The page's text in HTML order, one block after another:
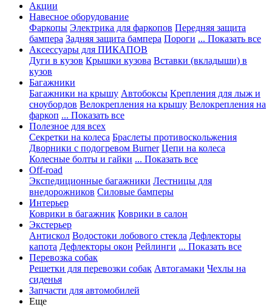
Акции
Навесное оборудование
Фаркопы Электрика для фаркопов Передняя защита
бампера Задняя защита бампера Пороги ... Показать все
Аксессуары для ПИКАПОВ
Дуги в кузов Крышки кузова Вставки (вкладыши) в
кузов
Багажники
Багажники на крышу Автобоксы Крепления для лыж и
сноубордов Велокрепления на крышу Велокрепления на
фаркоп ... Показать все
Полезное для всех
Секретки на колеса Браслеты противоскольжения
Дворники с подогревом Burner Цепи на колеса
Колесные болты и гайки ... Показать все
Off-road
Экспедиционные багажники Лестницы для
внедорожников Силовые бамперы
Интерьер
Коврики в багажник Коврики в салон
Экстерьер
Антискол Водостоки лобового стекла Дефлекторы
капота Дефлекторы окон Рейлинги ... Показать все
Перевозка собак
Решетки для перевозки собак Автогамаки Чехлы на
сиденья
Запчасти для автомобилей
Еще